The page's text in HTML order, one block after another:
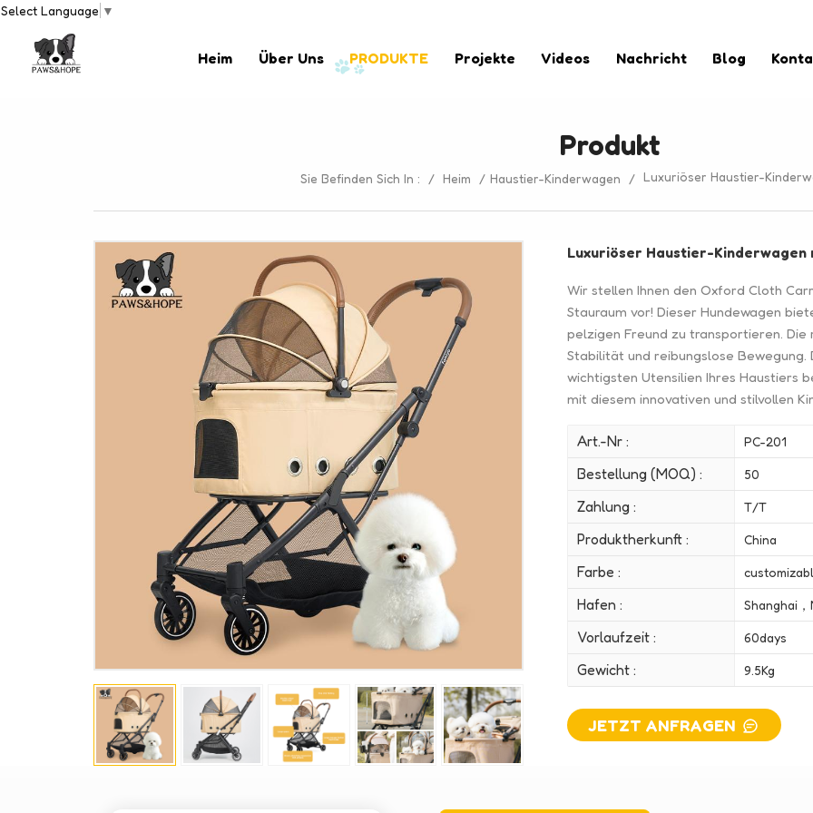
Select Language ▼
Heim Über Uns PRODUKTE Projekte Videos Nachricht Blog
Produkt
Sie Befinden Sich In : / Heim / Haustier-Kinderwagen / Luxuriöser Haustier-
Luxuriöser Haustier-Kinderwagen
Wir stellen Ihnen den Oxford Cloth
Stauraum vor! Dieser Hundewagen
pelzigen Freund zu transportieren.
Stabilität und reibungslose Bewegung.
wichtigsten Utensilien Ihres Haustiers
mit diesem innovativen und stilvollen
Art.-Nr : PC-201
Bestellung (MOQ) : 50
Zahlung : T/T
Produktherkunft : China
Farbe :
Hafen : Shanghai
Vorlaufzeit : 60days
Gewicht : 9.5Kg
JETZT ANFRAGEN